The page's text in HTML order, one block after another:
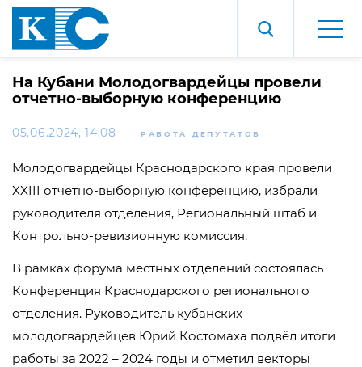
На Кубани Молодогвардейцы провели
отчетно-выборную конференцию
05.06.2024, 14:08 РАБОТА ДЕПУТАТОВ
Молодогвардейцы Краснодарского края провели
XXIII отчетно-выборную конференцию, избрали
руководителя отделения, Региональный штаб и
Контрольно-ревизионную комиссия.
В рамках форума местных отделений состоялась
Конференция Краснодарского регионального
отделения. Руководитель кубанских
молодогвардейцев Юрий Костомаха подвёл итоги
работы за 2022 – 2024 годы и отметил векторы